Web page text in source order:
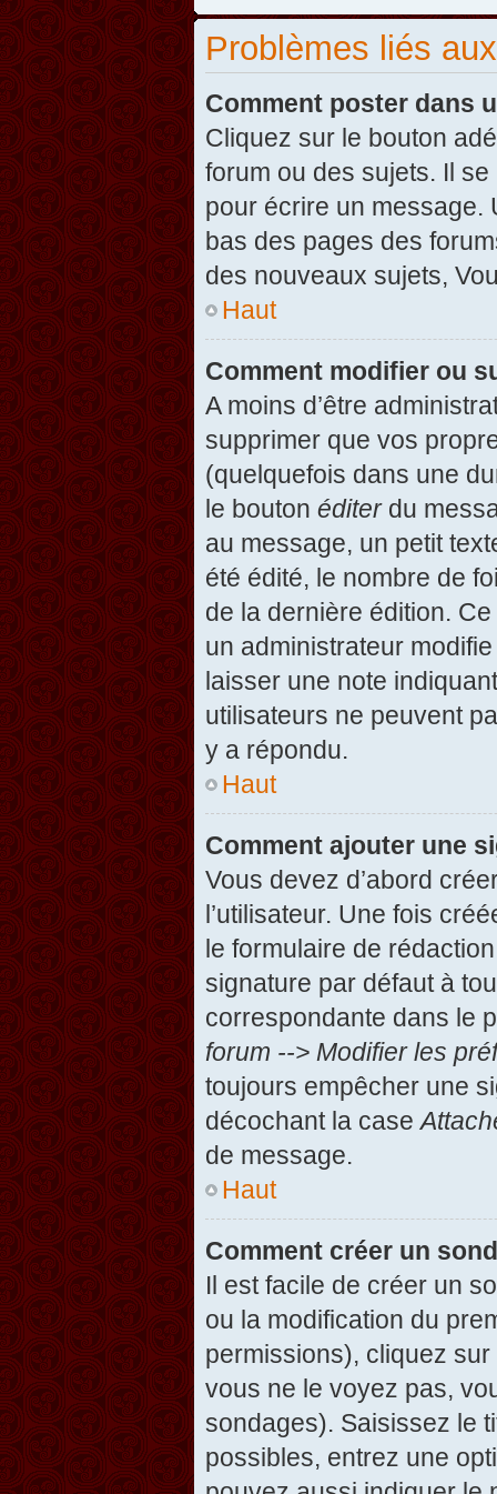
Problèmes liés
Comment poster dans
Cliquez sur le bouton
forum ou des sujets. Il
pour écrire un message.
bas des pages des
des nouveaux sujets,
Haut
Comment modifier ou
A moins d’être
supprimer que vos
(quelquefois dans une
le bouton éditerdu
au message, un petit
été édité, le nombre de
de la dernière édition.
un administrateur
laisser une note
utilisateurs ne peuvent
y a répondu.
Haut
Comment ajouter une
Vous devez d’abord
l’utilisateur. Une fois
le formulaire de
signature par défaut à
correspondante dans le
forum --> Modifier les
toujours empêcher une
décochant la case
de message.
Haut
Comment créer un
Il est facile de créer un
ou la modification du
permissions), cliquez sur
vous ne le voyez pas,
sondages). Saisissez le
possibles, entrez une